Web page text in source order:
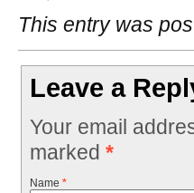
This entry was
Leave a
Your email
marked *
Name *